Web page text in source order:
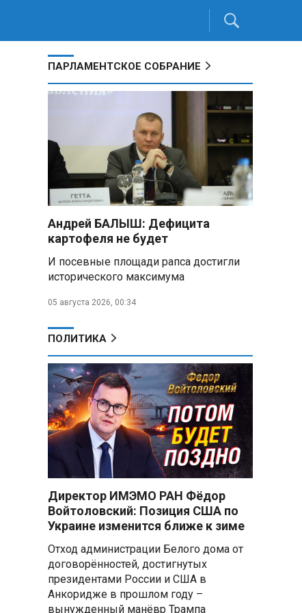
ПАРЛАМЕНТСКОЕ СОБРАНИЕ
Андрей БАЛЫШ: Дефицита
картофеля не будет
И посевные площади рапса достигли
исторического максимума
05 августа 2026, 00:34
ПОЛИТИКА
Директор ИМЭМО РАН Фёдор
Войтоловский: Позиция США по
Украине изменится ближе к зиме
Отход администрации Белого дома от
договорённостей, достигнутых
президентами России и США в
Анкоридже в прошлом году –
вынужденный манёвр Трампа